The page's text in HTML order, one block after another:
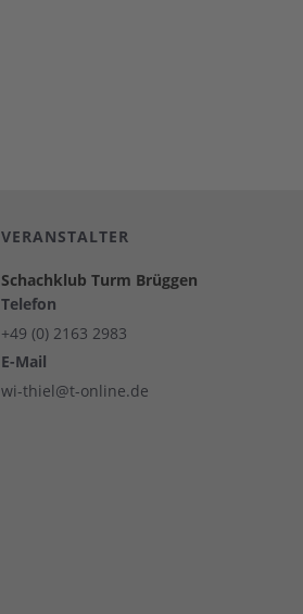
VERANSTALTER
Schachklub Turm Brüggen
Telefon
+49 (0) 2163 2983
E-Mail
wi-thiel@t-online.de